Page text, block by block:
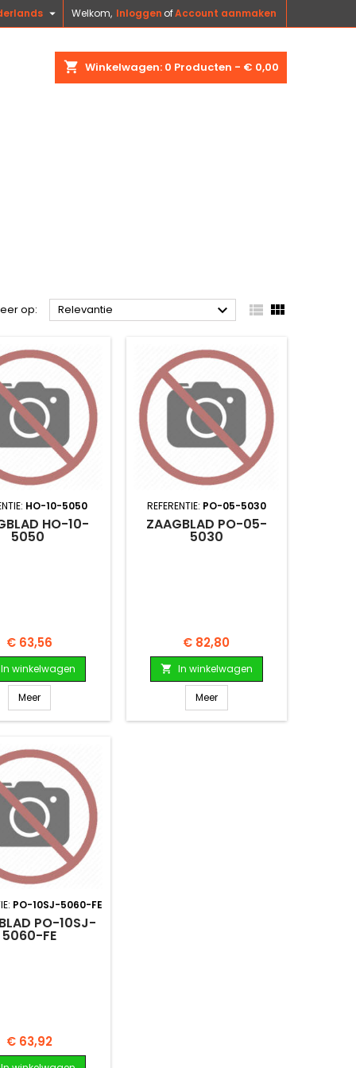
Welkom, Inloggen ofAccount aanmaken

shopping_cart Winkelwagen: 0 Producten - € 0,00
op: Relevantie   
HO-10-5050
HO-10-
5050
Prijs
€ 63,56
In winkelwagen
Meer
REFERENTIE: PO-05-5030
ZAAGBLAD PO-05-
5030
Prijs
€ 82,80
 In winkelwagen
Meer
PO-10SJ-5060-FE
PO-10SJ-
5060-FE
Prijs
€ 63,92